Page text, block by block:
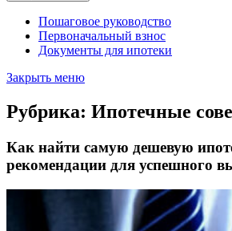
Пошаговое руководство
Первоначальный взнос
Документы для ипотеки
Закрыть меню
Рубрика: Ипотечные
Как найти самую дешевую
рекомендации для успешного